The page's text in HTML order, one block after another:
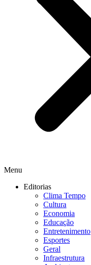
Menu
Editorias
Clima Tempo
Cultura
Economia
Educação
Entretenimento
Esportes
Geral
Infraestrutura